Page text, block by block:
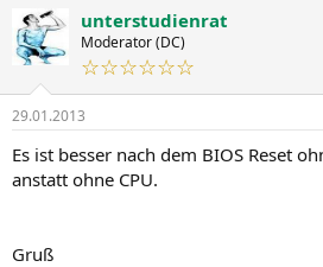
unterstudienrat
Moderator (DC)
☆☆☆☆☆☆
29.01.2013
Es ist besser nach dem BIOS Reset
anstatt ohne CPU.
Gruß